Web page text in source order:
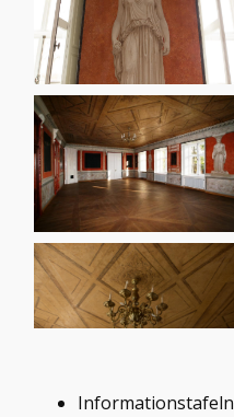
Informationstafeln